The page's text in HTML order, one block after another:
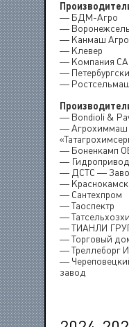
— БДМ-Агро
—
— Канмаш Агро
— Клевер
— Компания
—
—
— Bondioli &
—
— Боненкамп
— Гидропривод
— ДСТС —
—
— Сантехпром
— Таоспектр
—
— ТИАНЛИ
— Торговый
— Треллеборг
—
завод